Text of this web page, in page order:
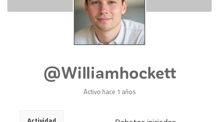
@williamhockett
Activo hace 1 años